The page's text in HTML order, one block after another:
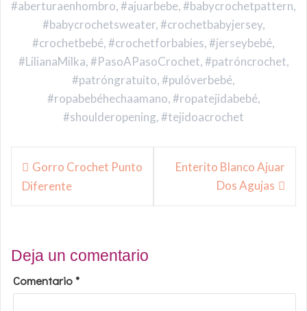
#aberturaenhombro,#ajuarbebe,#babycrochetpattern,
#babycrochetsweater,#crochetbabyjersey,
#crochetbebé,#crochetforbabies,#jerseybebé,
#LilianaMilka,#PasoAPasoCrochet,#patróncrochet,
#patróngratuito,#pulóverbebé,
#ropabebéhechaamano,#ropatejidabebé,
#shoulderopening,#tejidoacrochet
Navegación
de
entradas
Gorro Crochet Punto
Diferente
Enterito Blanco Ajuar
Dos Agujas
Deja un comentario
Comentario*